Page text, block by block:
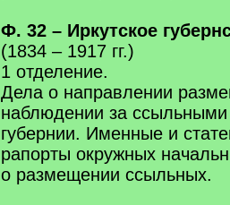
Ф. 32 – Иркутское
(1834 – 1917 гг.)
1 отделение.
Дела о направлении
наблюдении за
губернии. Именные и
рапорты окружных
о размещении ссыльных.